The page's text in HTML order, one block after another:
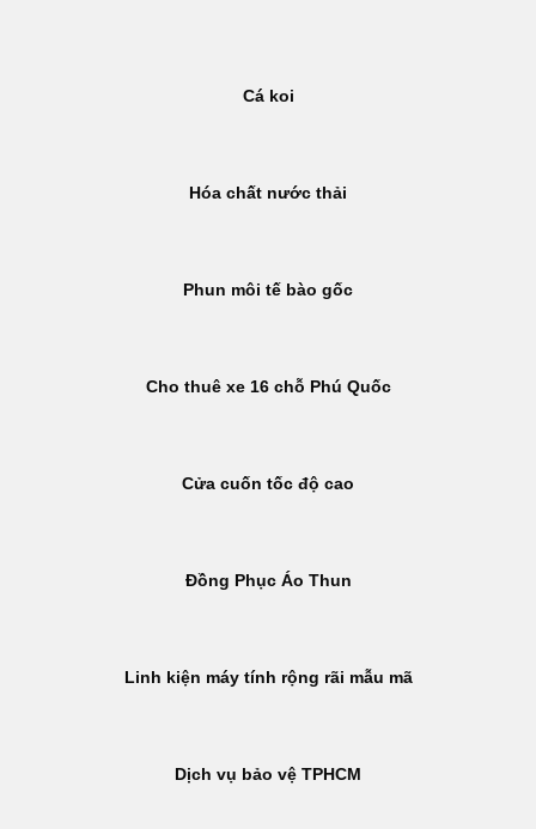
Cá koi
Hóa chất nước thải
Phun môi tế bào gốc
Cho thuê xe 16 chỗ Phú Quốc
Cửa cuốn tốc độ cao
Đồng Phục Áo Thun
Linh kiện máy tính rộng rãi mẫu mã
Dịch vụ bảo vệ TPHCM